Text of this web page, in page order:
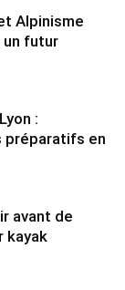
Alpinisme
un futur
:
préparatifs en
avant de
kayak